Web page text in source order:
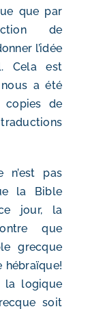
que par
de
l’idée
Cela est
a été
copies de
n’est pas
la Bible
jour, la
que
grecque
hébraïque!
la logique
soit